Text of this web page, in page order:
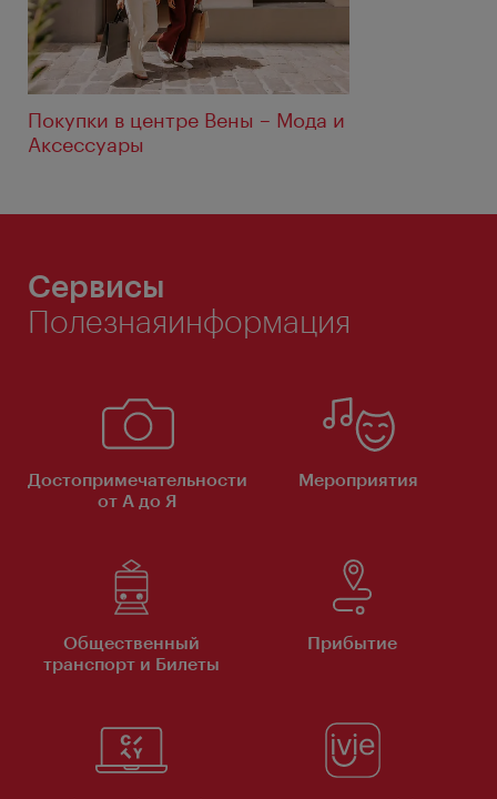
Покупки в центре Вены – Мода и
Аксессуары
Сервисы
Полезнаяинформация
Достопримечательности
от А до Я
Мероприятия
Общественный
транспорт и Билеты
Прибытие